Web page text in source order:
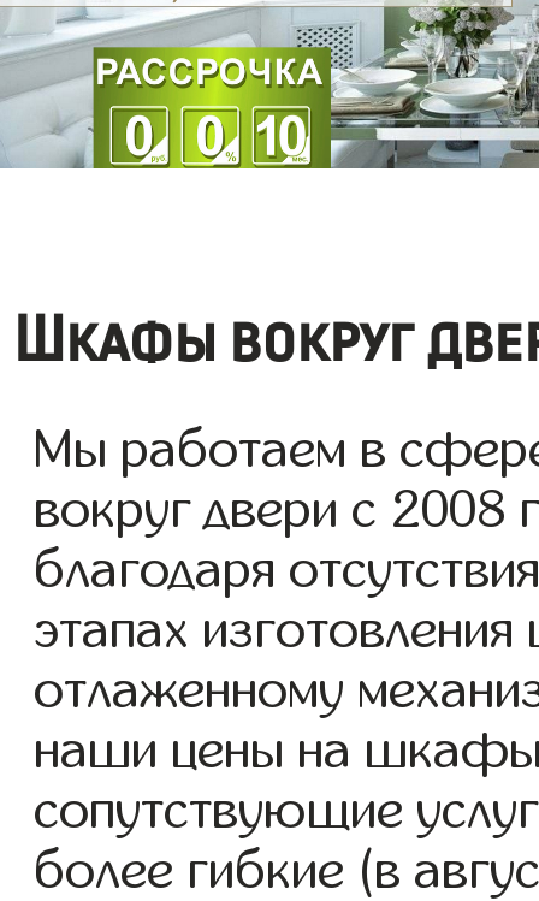
Шкафы вокруг
Мы работаем в
вокруг двери с 2008
благодаря
этапах
отлаженному
наши цены на шкафы
сопутствующие
более гибкие (в